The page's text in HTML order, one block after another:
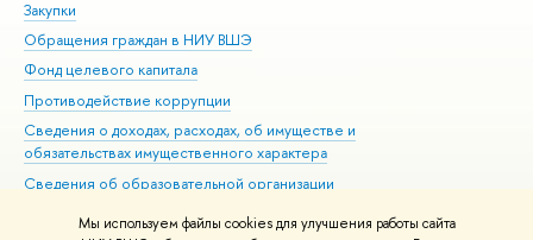
Мы используем файлы cookies для улучшения работы сайта
Закупки
Обращения граждан в НИУ ВШЭ
Фонд целевого капитала
Противодействие коррупции
Сведения о доходах, расходах, об имуществе и
обязательствах имущественного характера
Сведения об образовательной организации
Людям с ограниченными возможностями здоровья